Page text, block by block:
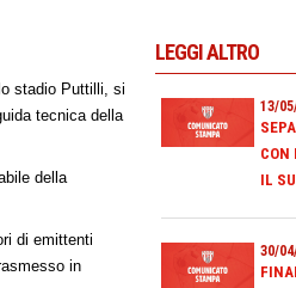
stadio Puttilli, si
tecnica della
della
di emittenti
in
LEGGI ALTRO
13/
CON
IL
30/